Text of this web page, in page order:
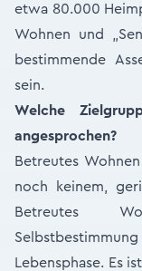
etwa 80.000
Wohnen und
bestimmende
sein.
Welche
angesprochen?
Betreutes
noch keinem,
Betreutes
Lebensphase. Es